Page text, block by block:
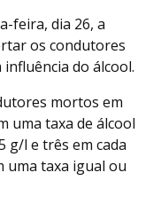
feira, dia 26, a
os condutores
do álcool.
mortos em
uma taxa de álcool
g/l e três em cada
uma taxa igual ou